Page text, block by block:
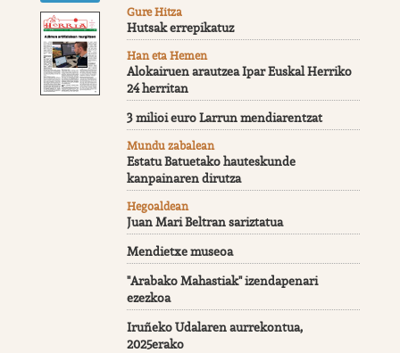
Gure Hitza
Hutsak errepikatuz
Han eta Hemen
Alokairuen arautzea Ipar Euskal Herriko
24 herritan
3 milioi euro Larrun mendiarentzat
Mundu zabalean
Estatu Batuetako hauteskunde
kanpainaren dirutza
Hegoaldean
Juan Mari Beltran sariztatua
Mendietxe museoa
"Arabako Mahastiak" izendapenari
ezezkoa
Iruñeko Udalaren aurrekontua,
2025erako